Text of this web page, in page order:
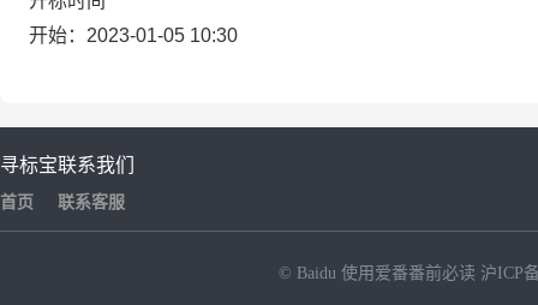
开始：2023-01-05 10:30
寻标宝
首页
联系我们
联系客服
© Baidu 使用爱番番前必读 沪ICP